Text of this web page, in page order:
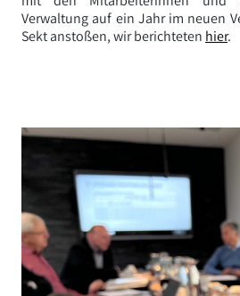
Verwaltung auf ein Jahr im neuen
Sekt anstoßen, wir berichteten hier.